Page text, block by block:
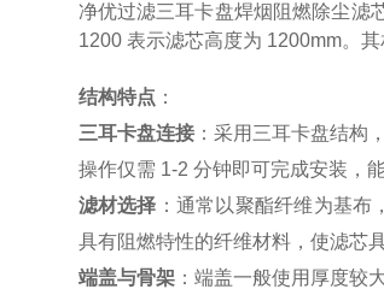
净优过滤三耳卡盘焊烟阻燃除尘滤
1200 表示滤芯高度为 1200mm。其
结构特点 ：
三耳卡盘连接：采用三耳卡盘结构
操作仅需 1-2 分钟即可完成安装，
滤材选择 ：通常以聚酯纤维为基
具有阻燃特性的纤维材料，使滤芯
端盖与骨架：端盖一般使用厚度较